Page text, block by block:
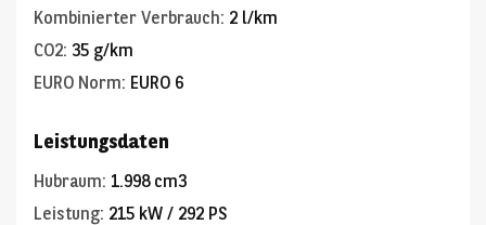
Kombinierter Verbrauch: 2 l/km
CO2: 35 g/km
EURO Norm: EURO 6
Leistungsdaten
Hubraum: 1.998 cm3
Leistung: 215 kW / 292 PS